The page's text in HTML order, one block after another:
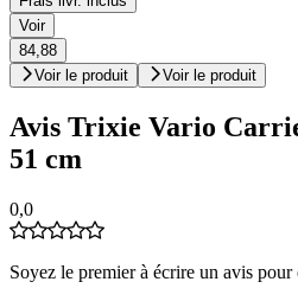
Voir
84,88
Voir le produit
Voir le produit
Avis Trixie Vario
51 cm
0,0
Soyez le premier à écrire un avis